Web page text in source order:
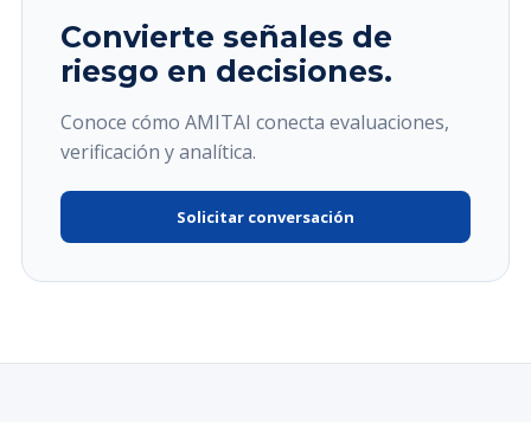
Convierte señales de
riesgo en decisiones.
Conoce cómo AMITAI conecta evaluaciones,
verificación y analítica.
Solicitar conversación